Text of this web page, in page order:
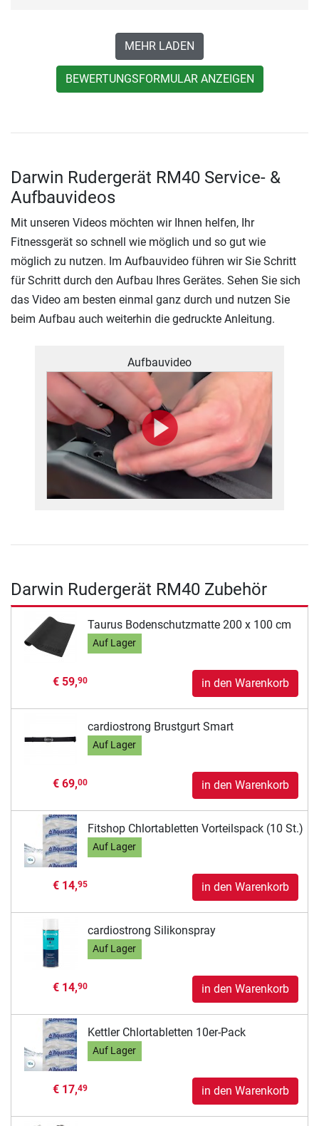
MEHR LADEN
BEWERTUNGSFORMULAR ANZEIGEN
Darwin Rudergerät RM40 Service- &
Aufbauvideos
Mit unseren Videos möchten wir Ihnen helfen, Ihr
Fitnessgerät so schnell wie möglich und so gut wie
möglich zu nutzen. Im Aufbauvideo führen wir Sie Schritt
für Schritt durch den Aufbau Ihres Gerätes. Sehen Sie sich
das Video am besten einmal ganz durch und nutzen Sie
beim Aufbau auch weiterhin die gedruckte Anleitung.
Aufbauvideo
Darwin Rudergerät RM40 Zubehör
Taurus Bodenschutzmatte 200 x 100 cm
Auf Lager
€ 59,90 in den Warenkorb
cardiostrong Brustgurt Smart
Auf Lager
€ 69,00 in den Warenkorb
Fitshop Chlortabletten Vorteilspack (10 St.)
Auf Lager
€ 14,95 in den Warenkorb
cardiostrong Silikonspray
Auf Lager
€ 14,90 in den Warenkorb
Kettler Chlortabletten 10er-Pack
Auf Lager
€ 17,49 in den Warenkorb